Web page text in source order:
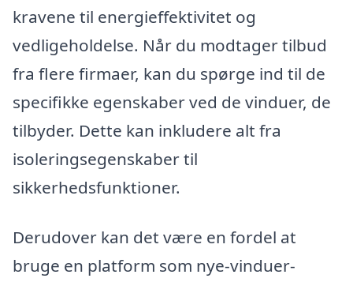
kravene til energieffektivitet og
vedligeholdelse. Når du modtager tilbud
fra flere firmaer, kan du spørge ind til de
specifikke egenskaber ved de vinduer, de
tilbyder. Dette kan inkludere alt fra
isoleringsegenskaber til
sikkerhedsfunktioner.
Derudover kan det være en fordel at
bruge en platform som nye-vinduer-